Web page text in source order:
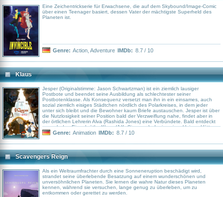
Eine Zeichentrickserie für Erwachsene, die auf dem Skybound/Image-Comic
über einen Teenager basiert, dessen Vater der mächtigste Superheld des
Planeten ist.
Genre: Action Adventure IMDb: 8.7 / 10
Klaus
Jesper (Originalstimme: Jason Schwartzman) ist ein ziemlich lausiger
Postbote und beendet seine Ausbildung als schlechtester seiner
Postbotenklasse. Als Konsequenz versetzt man ihn in ein einsames, auch
sozial ziemlich eisiges Städtchen nördlich des Polarkreises, in dem jeder
unter sich bleibt und die Bewohner kaum Briefe austauschen. Jesper ist über
die Nutzlosigkeit seiner Position bald der Verzweiflung nahe, findet aber in
der örtlichen Lehrerin Alva (Rashida Jones) eine Verbündete. Bald entdeckt
er auch den Eigenbrötler Klaus (J.K. Simmons), der in seiner kleinen Hütte
inmitten handgemachter Spielsachen haust. Zwischen den beiden entwickelt
des verschneiten Städtchens auftaut: Sie beschließen nämlich, Spielzeug an
Kinder zu verteilen, das Klaus von Meisterhand zuhause herstellt. Doch bis
alle Geschenke verteilt sind, muss noch so manches Hindernis überwunden
werden ...
Genre: Animation IMDb: 8.7 / 10
Scavengers Reign
Als ein Weltraumfrachter durch eine Sonneneruption beschädigt wird,
strandet seine überlebende Besatzung auf einem wunderschönen und
unversöhnlichen Planeten. Sie lernen die wahre Natur dieses Planeten
kennen, während sie versuchen, lange genug zu überleben, um zu
entkommen oder gerettet zu werden.